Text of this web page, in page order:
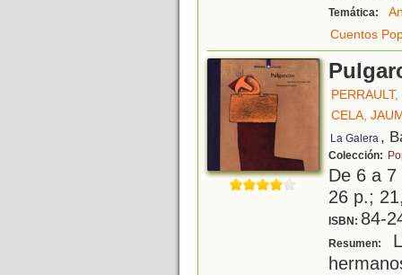
Temática:
Cuentos
CELA,
La Galera ,
Colección:
De 6 a
26 p.;
ISBN: 84-
Resumen: